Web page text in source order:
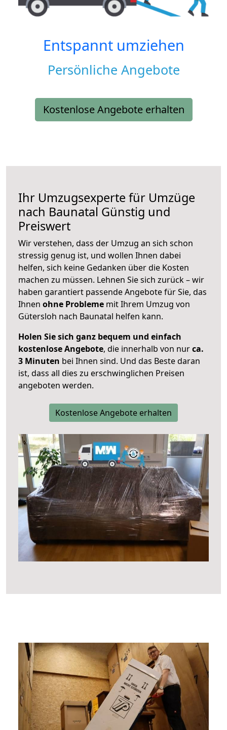
Entspannt umziehen
Persönliche Angebote
Kostenlose Angebote erhalten
Ihr Umzugsexperte für Umzüge
nach Baunatal Günstig und
Preiswert
Wir verstehen, dass der Umzug an sich schon
stressig genug ist, und wollen Ihnen dabei
helfen, sich keine Gedanken über die Kosten
machen zu müssen. Lehnen Sie sich zurück – wir
haben garantiert passende Angebote für Sie, das
Ihnen ohne Probleme mit Ihrem Umzug von
Gütersloh nach Baunatal helfen kann.
Holen Sie sich ganz bequem und einfach
kostenlose Angebote, die innerhalb von nurca.
3 Minuten bei Ihnen sind. Und das Beste daran
ist, dass all dies zu erschwinglichen Preisen
angeboten werden.
Kostenlose Angebote erhalten